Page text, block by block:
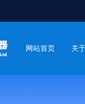
网站首页 关